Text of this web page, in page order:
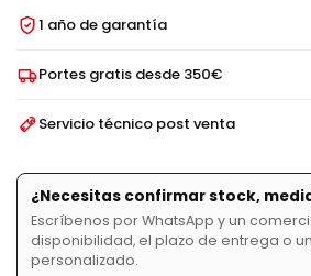
1 año de garantía
Portes gratis desde 350€
Servicio técnico post venta
¿Necesitas confirmar stock,
Escríbenos por WhatsApp y un
disponibilidad, el plazo de entrega o
personalizado.